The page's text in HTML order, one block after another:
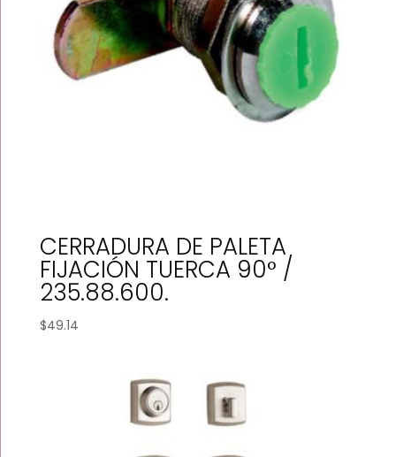
CERRADURA DE PALETA
FIJACIÓN TUERCA 90° /
235.88.600.
$49.14